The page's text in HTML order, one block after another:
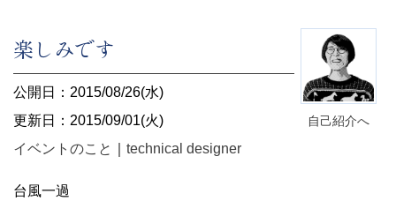
自己紹介へ
楽しみです
公開日：2015/08/26(水)
更新日：2015/09/01(火)
イベントのこと
technical designer
台風一過